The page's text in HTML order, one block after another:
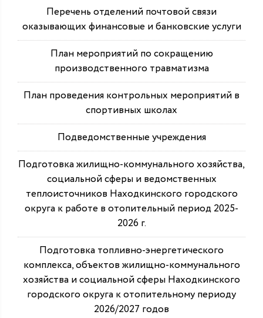
Перечень отделений почтовой связи
оказывающих финансовые и банковские услуги
План мероприятий по сокращению
производственного травматизма
План проведения контрольных мероприятий в
спортивных школах
Подведомственные учреждения
Подготовка жилищно-коммунального хозяйства,
социальной сферы и ведомственных
теплоисточников Находкинского городского
округа к работе в отопительный период 2025-
2026 г.
Подготовка топливно-энергетического
комплекса, объектов жилищно-коммунального
хозяйства и социальной сферы Находкинского
городского округа к отопительному периоду
2026/2027 годов